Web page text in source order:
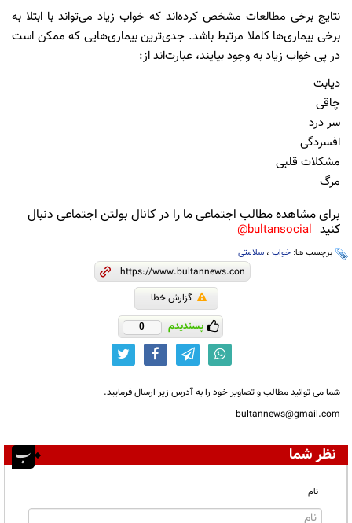
نتایج برخی مطالعات مشخص کرده‌اند که خواب زیاد می‌تواند با ابتلا به
برخی بیماری‌ها کاملا مرتبط باشد. جدی‌ترین بیماری‌هایی که ممکن است
در پی خواب زیاد به وجود بیایند، عبارت‌اند از:
دیابت
چاقی
سر درد
افسردگی
مشکلات قلبی
مرگ
برای مشاهده مطالب اجتماعی ما را در کانال بولتن اجتماعی دنبال
کنید bultansocial@
برچسب ها: خواب ، سلامتی
گزارش خطا
پسندیدم 0
شما می توانید مطالب و تصاویر خود را به آدرس زیر ارسال فرمایید.
bultannews@gmail.com
نظر شما
نام